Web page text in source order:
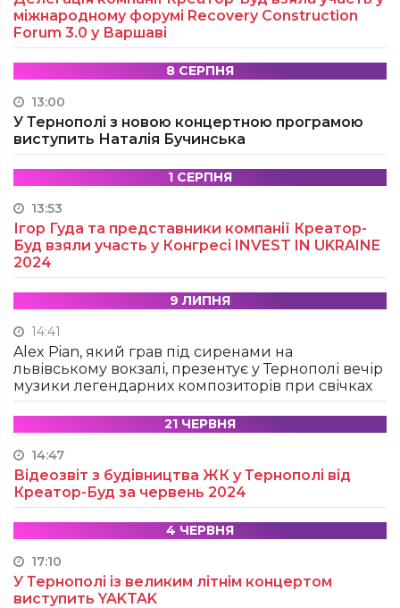
міжнародному форумі Recovery Construction
Forum 3.0 у Варшаві
8 СЕРПНЯ
13:00
У Тернополі з новою концертною програмою
виступить Наталія Бучинська
1 СЕРПНЯ
13:53
Ігор Гуда та представники компанії Креатор-
Буд взяли участь у Конгресі INVEST IN UKRAINE
2024
9 ЛИПНЯ
14:41
Alex Pian, який грав під сиренами на
львівському вокзалі, презентує у Тернополі вечір
музики легендарних композиторів при свічках
21 ЧЕРВНЯ
14:47
Відеозвіт з будівництва ЖК у Тернополі від
Креатор-Буд за червень 2024
4 ЧЕРВНЯ
17:10
У Тернополі із великим літнім концертом
виступить YAKTAK